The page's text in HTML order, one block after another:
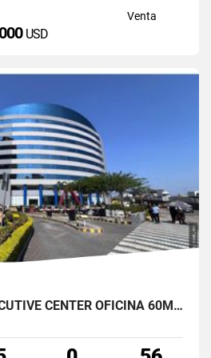
Venta
USD
EDIFICIO NOBIS EJECUTIVE CENTER OFICINA 60M2 EN ALQUILER AMOBLADA